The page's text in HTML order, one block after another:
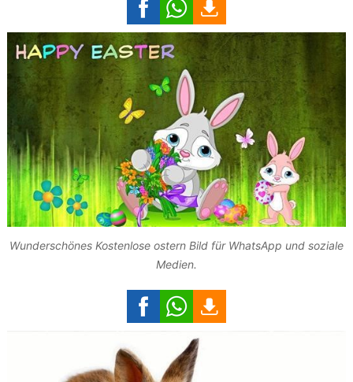
Wunderschönes Kostenlose ostern Bild für WhatsApp und soziale
Medien.